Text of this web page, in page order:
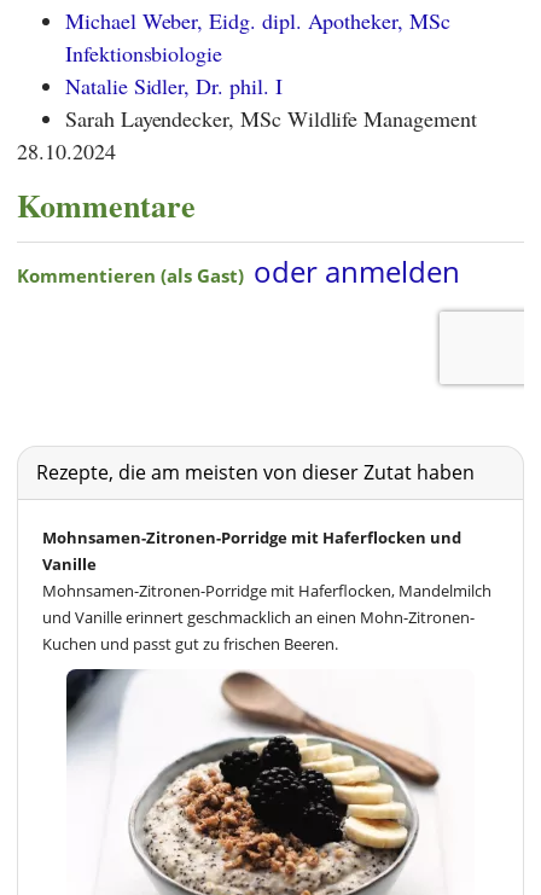
Michael Weber, Eidg. dipl. Apotheker, MSc
Infektionsbiologie
Natalie Sidler, Dr. phil. I
Sarah Layendecker, MSc Wildlife Management
28.10.2024
Kommentare
Rezepte, die am meisten von dieser Zutat haben
Mohnsamen-Zitronen-Porridge mit Haferflocken und
Vanille
Mohnsamen-Zitronen-Porridge mit Haferflocken, Mandelmilch
und Vanille erinnert geschmacklich an einen Mohn-Zitronen-
Kuchen und passt gut zu frischen Beeren.